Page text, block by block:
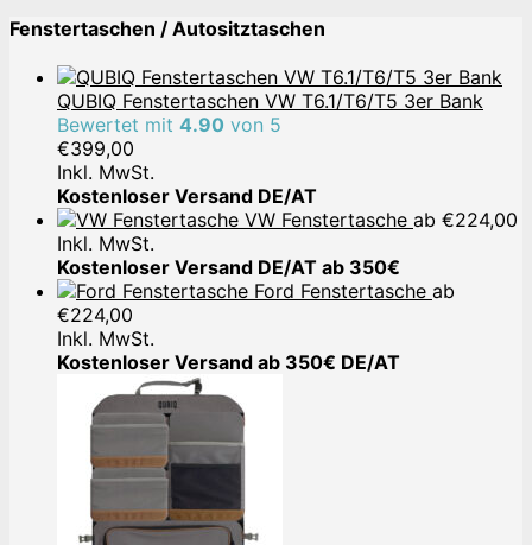
Fenstertaschen / Autositztaschen
QUBIQ Fenstertaschen VW T6.1/T6/T5 3er Bank
Bewertet mit 4.90 von 5
€399,00
Inkl. MwSt.
Kostenloser Versand DE/AT
VW Fenstertasche ab €224,00
Inkl. MwSt.
Kostenloser Versand DE/AT ab 350€
Ford Fenstertasche ab
€224,00
Inkl. MwSt.
Kostenloser Versand ab 350€ DE/AT